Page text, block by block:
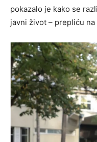
pokazalo je kako se
javni život – prepliću